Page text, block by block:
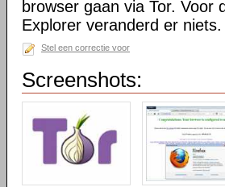
browser gaan via Tor. Voor
Explorer veranderd er niets.
Stel een correctie voor
Screenshots: